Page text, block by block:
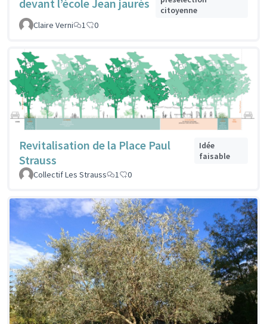
devant l’école Jean jaurès
citoyenne
Claire Verni
1 0
Revitalisation de la Place Paul
Strauss
Idée
faisable
Collectif Les Strauss
1 0